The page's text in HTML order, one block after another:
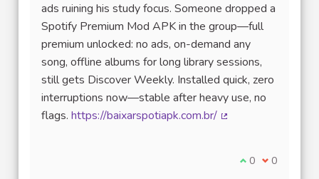
ads ruining his study focus. Someone dropped a
Spotify Premium Mod APK in the group—full
premium unlocked: no ads, on-demand any
song, offline albums for long library sessions,
still gets Discover Weekly. Installed quick, zero
interruptions now—stable after heavy use, no
flags. https://baixarspotiapk.com.br/
Je suis d'accord
0 Je ne suis
0